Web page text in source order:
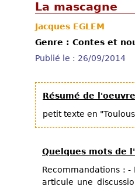
La mascagne
Jacques EGLEM
Genre : Contes et
Publié le : 26/09/2014
Résumé de
petit texte en
Quelques mots de
Recommandations :
articule une